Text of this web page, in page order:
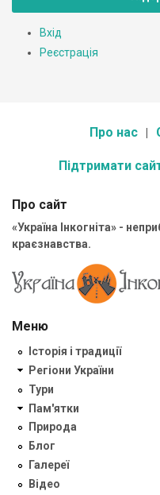
Вхід
Реєстрація
Про нас
Підтримати
Про сайт
«Україна Інкогніта» -
краєзнавства.
Меню
Історія і традиції
Регіони України
Тури
Пам'ятки
Природа
Блог
Галереї
Відео